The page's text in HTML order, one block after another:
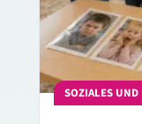
SOZIALES